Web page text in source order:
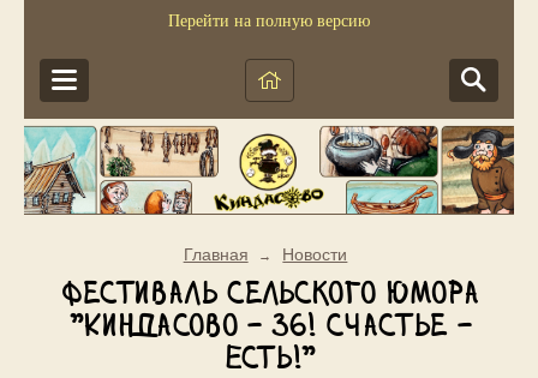
Перейти на полную версию
Главная → Новости
Фестиваль сельского юмора
"Киндасово - 36! Счастье -
Есть!"